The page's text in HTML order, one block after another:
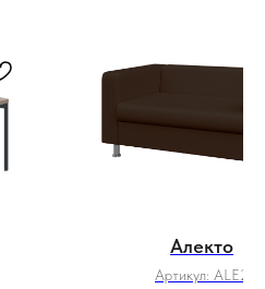
Алекто
Артикул: ALE2